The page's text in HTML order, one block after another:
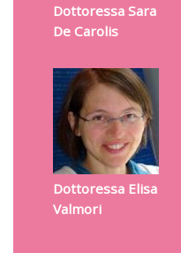
Dottoressa Sara
De Carolis
Dottoressa Elisa
Valmori